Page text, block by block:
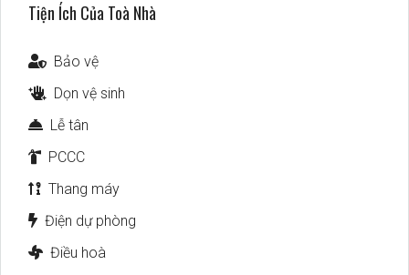
Tiện Ích Của Toà Nhà
Bảo vệ
Dọn vệ sinh
Lễ tân
PCCC
Thang máy
Điện dự phòng
Điều hoà